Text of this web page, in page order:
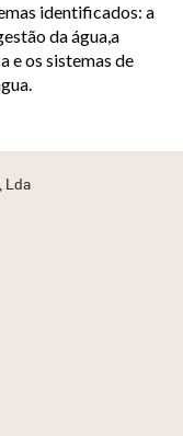
identificados: a
da água,a
e os sistemas de
Lda